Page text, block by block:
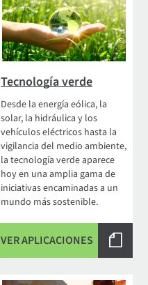
Tecnología verde
Desde la energía eólica, la
solar, la hidráulica y los
vehículos eléctricos hasta la
vigilancia del medio ambiente,
la tecnología verde aparece
hoy en una amplia gama de
iniciativas encaminadas a un
mundo más sostenible.
VER APLICACIONES